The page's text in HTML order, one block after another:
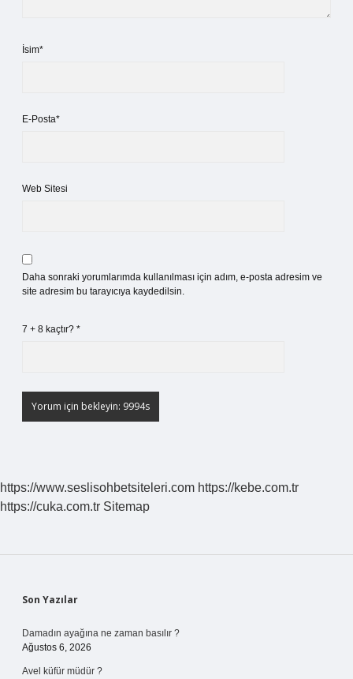
İsim*
E-Posta*
Web Sitesi
Daha sonraki yorumlarımda kullanılması için adım, e-posta adresim ve
site adresim bu tarayıcıya kaydedilsin.
7 + 8 kaçtır? *
https://www.seslisohbetsiteleri.com https://kebe.com.tr
https://cuka.com.tr Sitemap
Sidebar
Son Yazılar
Damadın ayağına ne zaman basılır ?
Ağustos 6, 2026
Avel küfür müdür ?